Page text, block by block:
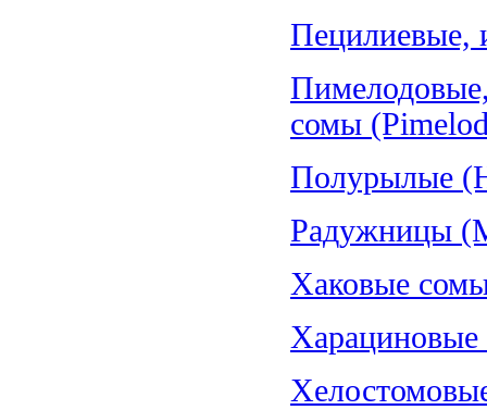
Пецилиевые,
сомы
Полурылые
Радужницы
Хаковые
Харациновые